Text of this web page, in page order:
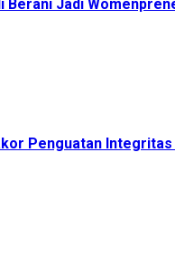
Jadi
Penguatan